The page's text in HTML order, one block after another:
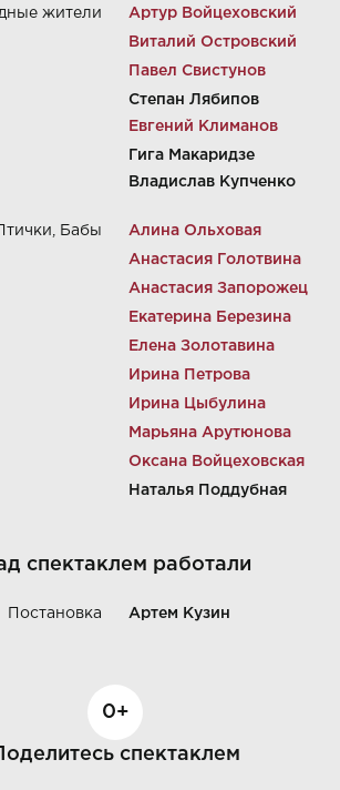
жители Артур Войцеховский
Виталий Островский
Павел Свистунов
Степан Лябипов
Евгений Климанов
Гига Макаридзе
Владислав Купченко
Бабы Алина Ольховая
Анастасия Голотвина
Анастасия Запорожец
Екатерина Березина
Елена Золотавина
Ирина Петрова
Ирина Цыбулина
Марьяна Арутюнова
Оксана Войцеховская
Наталья Поддубная
спектаклем работали
Постановка Артем Кузин
0+
Поделитесь спектаклем